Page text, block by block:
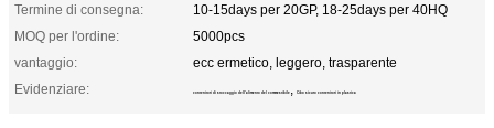
Termine di consegna:
10-15days per 20GP, 18-25days per 40HQ
MOQ per l'ordine:
5000pcs
vantaggio:
ecc ermetico, leggero, trasparente
Evidenziare:
contenitori di stoccaggio dell'alimento del commestibile , Cibo sicuro contenitori in plastica